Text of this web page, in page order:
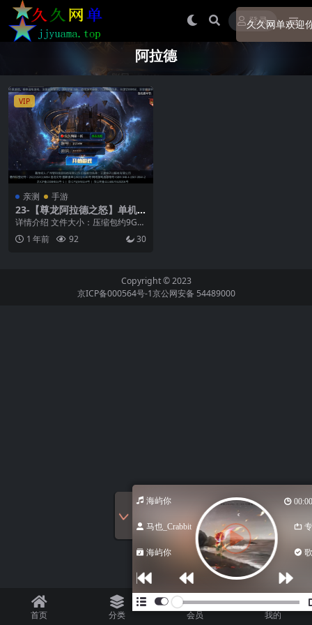
登录
阿拉德
VIP
亲测 手游
23-【尊龙阿拉德之怒】单机
版60帧 +带女鬼剑圣职者+网
频教程
详情介绍 文件大小：压缩包约9G
支持系统：win7、win10、win11
硬...1 年前 92 30
Copyright © 2023
京ICP备000564号-1京公网安备 54489000
首页 分类 会员 我的
海屿你 00:00 /
马也_Crabbit 专辑循
海屿你 歌词开
久久网单欢迎你